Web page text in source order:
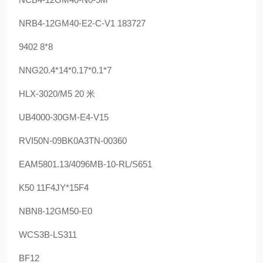
NRB4-12GM40-E2-C-V1 183727
9402 8*8
NNG20.4*14*0.17*0.1*7
HLX-3020/M5 20 米
UB4000-30GM-E4-V15
RVI50N-09BK0A3TN-00360
EAM5801.13/4096MB-10-RL/S651
K50 11F4JY*15F4
NBN8-12GM50-E0
WCS3B-LS311
BF12